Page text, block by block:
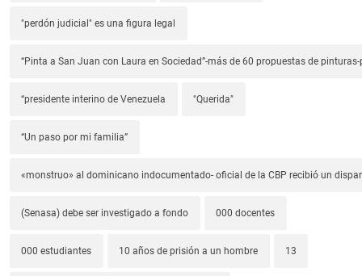
"perdón judicial" es una figura legal
“Pinta a San Juan con Laura en Sociedad”-más de 60 propuestas de
“presidente interino de Venezuela "Querida"
“Un paso por mi familia”
«monstruo» al dominicano indocumentado- oficial de la CBP recibió un
(Senasa) debe ser investigado a fondo 000 docentes
000 estudiantes 10 años de prisión a un hombre 13